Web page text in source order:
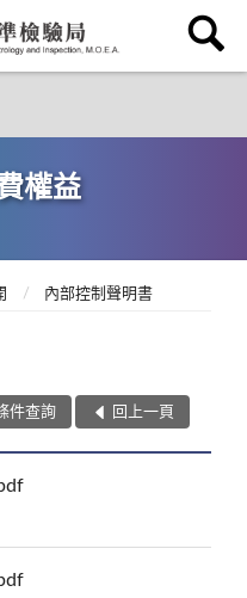
權益
內部控制聲明書
件查詢 回上一頁